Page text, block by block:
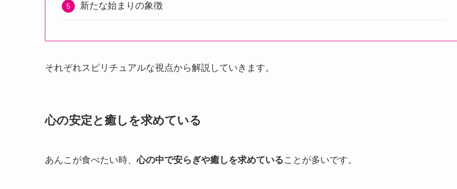
新たな始まりの象徴
それぞれスピリチュアルな視点から解説していきます。
心の安定と癒しを求めている
あんこが食べたい時、心の中で安らぎや癒しを求めていることが多いです。